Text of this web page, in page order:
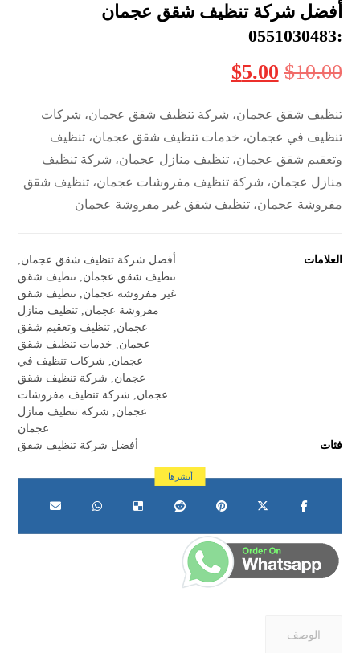
أفضل شركة تنظيف شقق عجمان
:0551030483
$10.00
$5.00
تنظيف شقق عجمان، شركة تنظيف شقق عجمان، شركات
تنظيف في عجمان، خدمات تنظيف شقق عجمان، تنظيف
وتعقيم شقق عجمان، تنظيف منازل عجمان، شركة تنظيف
منازل عجمان، شركة تنظيف مفروشات عجمان، تنظيف شقق
مفروشة عجمان، تنظيف شقق غير مفروشة عجمان
العلامات أفضل شركة تنظيف شقق عجمان
تنظيف شقق عجمان تنظيف شقق
غير مفروشة عجمان تنظيف شقق
مفروشة عجمان تنظيف منازل
عجمان تنظيف وتعقيم شقق
عجمان
خدمات تنظيف شقق
عجمان
شركات تنظيف في
عجمان
شركة تنظيف شقق
عجمان
شركة تنظيف مفروشات
عجمان
شركة تنظيف منازل
عجمان
فئات
أفضل شركة تنظيف شقق
الوصف